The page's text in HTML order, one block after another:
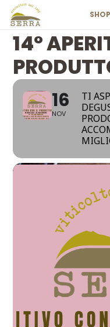
SHOP
14°
16
NOV
TI